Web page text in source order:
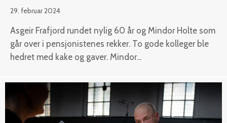
29. februar 2024
Asgeir Frafjord rundet nylig 60 år og Mindor Holte som
går over i pensjonistenes rekker. To gode kolleger ble
hedret med kake og gaver. Mindor...